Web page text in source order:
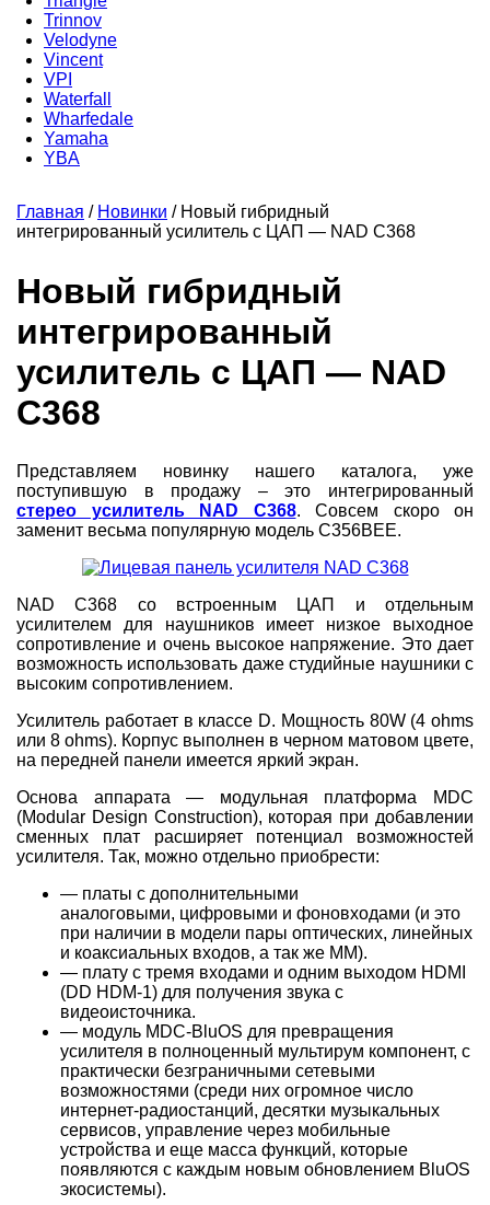
Trinnov
Velodyne
Vincent
VPI
Waterfall
Wharfedale
Yamaha
YBA
Главная / Новинки / Новый гибридный
интегрированный усилитель с ЦАП — NAD С368
Новый гибридный
интегрированный
усилитель с ЦАП — NAD
С368
Представляем новинку нашего каталога, уже
поступившую в продажу – это интегрированный
стерео усилитель NAD С368. Совсем скоро он
заменит весьма популярную модель С356ВЕЕ.
NAD С368 со встроенным ЦАП и отдельным
усилителем для наушников имеет низкое выходное
сопротивление и очень высокое напряжение. Это дает
возможность использовать даже студийные наушники с
высоким сопротивлением.
Усилитель работает в классе D. Мощность 80W (4 ohms
или 8 ohms). Корпус выполнен в черном матовом цвете,
на передней панели имеется яркий экран.
Основа аппарата — модульная платформа MDC
(Modular Design Construction), которая при добавлении
сменных плат расширяет потенциал возможностей
усилителя. Так, можно отдельно приобрести:
— платы с дополнительными
аналоговыми, цифровыми и фоновходами (и это
при наличии в модели пары оптических, линейных
и коаксиальных входов, а так же ММ).
— плату с тремя входами и одним выходом HDMI
(DD HDM-1) для получения звука с
видеоисточника.
— модуль MDC-BluOS для превращения
усилителя в полноценный мультирум компонент, с
практически безграничными сетевыми
возможностями (среди них огромное число
интернет-радиостанций, десятки музыкальных
сервисов, управление через мобильные
устройства и еще масса функций, которые
появляются с каждым новым обновлением BluOS
экосистемы).